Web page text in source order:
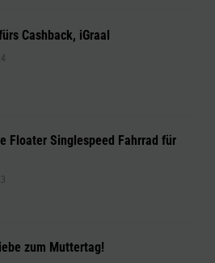
Cashback, iGraal
Floater Singlespeed Fahrrad für
zum Muttertag!